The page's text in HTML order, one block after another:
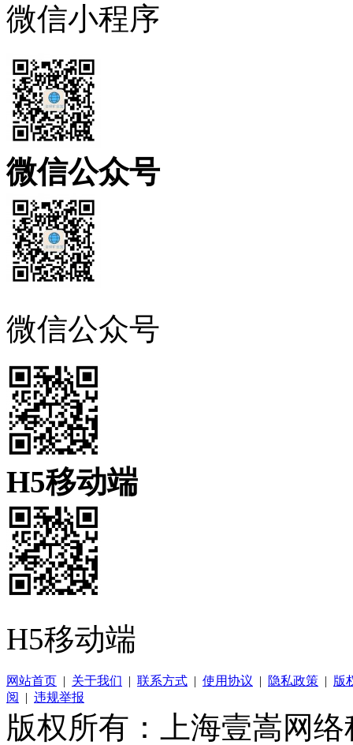
微信小程序
微信公众号
微信公众号
H5移动端
H5移动端
网站首页 | 关于我们 | 联系方式 | 使用协议 | 隐私政策 | 版
阅
| 违规举报
版权所有：上海壹嵩网